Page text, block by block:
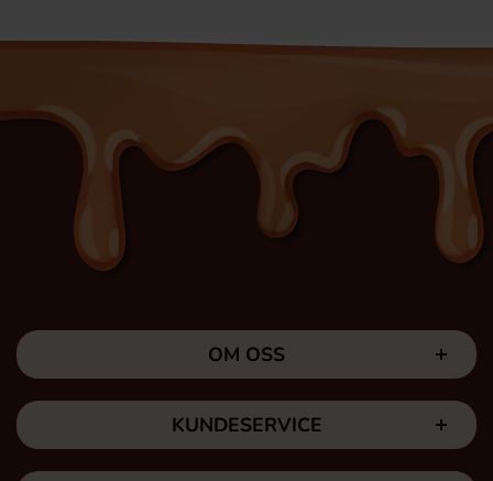
OM OSS
KUNDESERVICE